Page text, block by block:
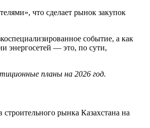
что сделает рынок закупок
событие, а как
энергосетей — это, по сути,
планы на 2026 год.
рынка Казахстана на